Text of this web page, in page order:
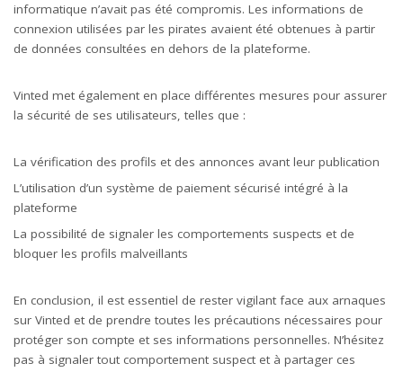
informatique n’avait pas été compromis. Les informations de
connexion utilisées par les pirates avaient été obtenues à partir
de données consultées en dehors de la plateforme.
Vinted met également en place différentes mesures pour assurer
la sécurité de ses utilisateurs, telles que :
La vérification des profils et des annonces avant leur publication
L’utilisation d’un système de paiement sécurisé intégré à la
plateforme
La possibilité de signaler les comportements suspects et de
bloquer les profils malveillants
En conclusion, il est essentiel de rester vigilant face aux arnaques
sur Vinted et de prendre toutes les précautions nécessaires pour
protéger son compte et ses informations personnelles. N’hésitez
pas à signaler tout comportement suspect et à partager ces